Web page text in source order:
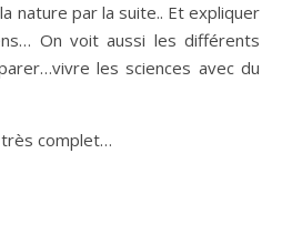
nature par la suite.. Et expliquer
On voit aussi les différents
les sciences avec du
complet…